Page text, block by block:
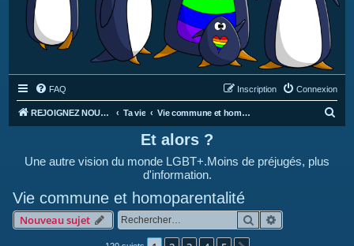
FAQ Connexion
Inscription
REJOIGNEZ NOUS SUR DISCORD : https://discord.gg/4C2Bvub Ta vie Vie commune et homoparentalité
Et alors ?
Une autre vision du monde LGBT+.Moins de préjugés, plus
d'information.
Vie commune et homoparentalité
Nouveau sujet Rechercher